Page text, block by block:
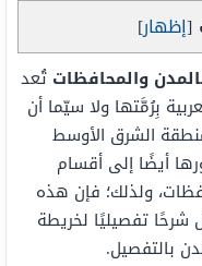
[إظهار]
والمحافظات تُعد
بِرُمَّتها ولا سيّما أن
الشرق الأوسط
أيضًا إلى أقسام
ولذلك؛ فإن هذه
شرحًا تفصيليًا لخريطة
بالتفصيل.